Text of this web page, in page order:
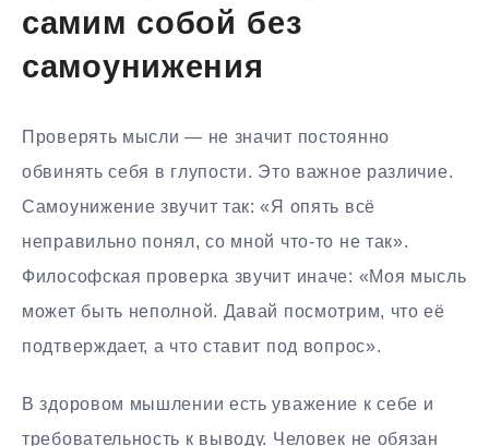
самим собой без
самоунижения
Проверять мысли — не значит постоянно
обвинять себя в глупости. Это важное различие.
Самоунижение звучит так: «Я опять всё
неправильно понял, со мной что-то не так».
Философская проверка звучит иначе: «Моя мысль
может быть неполной. Давай посмотрим, что её
подтверждает, а что ставит под вопрос».
В здоровом мышлении есть уважение к себе и
требовательность к выводу. Человек не обязан